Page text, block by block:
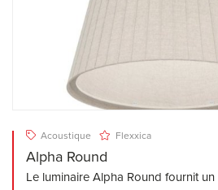
Acoustique Flexxica
Alpha Round
Le luminaire Alpha Round fournit